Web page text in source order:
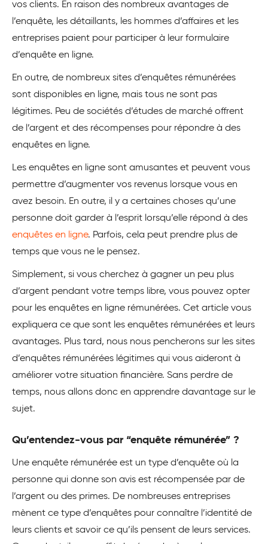
vos clients. En raison des nombreux avantages de
l’enquête, les détaillants, les hommes d’affaires et les
entreprises paient pour participer à leur formulaire
d’enquête en ligne.
En outre, de nombreux sites d’enquêtes rémunérées
sont disponibles en ligne, mais tous ne sont pas
légitimes. Peu de sociétés d’études de marché offrent
de l’argent et des récompenses pour répondre à des
enquêtes en ligne.
Les enquêtes en ligne sont amusantes et peuvent vous
permettre d’augmenter vos revenus lorsque vous en
avez besoin. En outre, il y a certaines choses qu’une
personne doit garder à l’esprit lorsqu’elle répond à des
enquêtes en ligne. Parfois, cela peut prendre plus de
temps que vous ne le pensez.
Simplement, si vous cherchez à gagner un peu plus
d’argent pendant votre temps libre, vous pouvez opter
pour les enquêtes en ligne rémunérées. Cet article vous
expliquera ce que sont les enquêtes rémunérées et leurs
avantages. Plus tard, nous nous pencherons sur les sites
d’enquêtes rémunérées légitimes qui vous aideront à
améliorer votre situation financière. Sans perdre de
temps, nous allons donc en apprendre davantage sur le
sujet.
Qu’entendez-vous par “enquête rémunérée” ?
Une enquête rémunérée est un type d’enquête où la
personne qui donne son avis est récompensée par de
l’argent ou des primes. De nombreuses entreprises
mènent ce type d’enquêtes pour connaître l’identité de
leurs clients et savoir ce qu’ils pensent de leurs services.